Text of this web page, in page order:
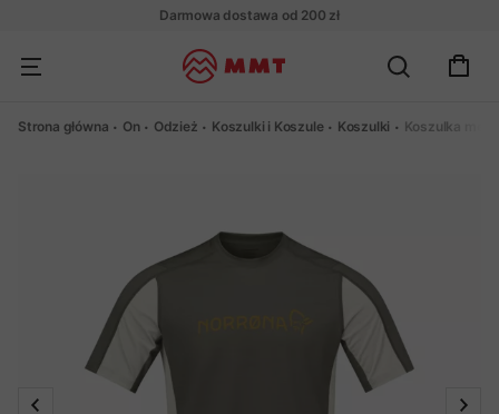
Darmowa dostawa od 200 zł
Strona główna On Odzież Koszulki i Koszule Koszulki Koszulka